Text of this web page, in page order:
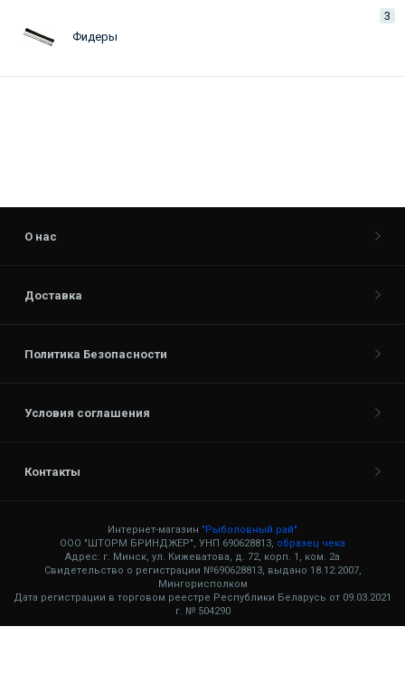
3
Фидеры
О нас
Доставка
Политика Безопасности
Условия соглашения
Контакты
Интернет-магазин "Рыболовный рай"
ООО "ШТОРМ БРИНДЖЕР", УНП 690628813, образец чека
Адрес: г. Минск, ул. Кижеватова, д. 72, корп. 1, ком. 2а
Свидетельство о регистрации №690628813, выдано 18.12.2007,
Мингорисполком
Дата регистрации в торговом реестре Республики Беларусь от 09.03.2021
г. № 504290